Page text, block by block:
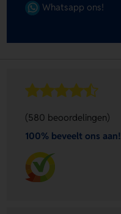
Whatsapp ons!
(580 beoordelingen)
100% beveelt ons aan!